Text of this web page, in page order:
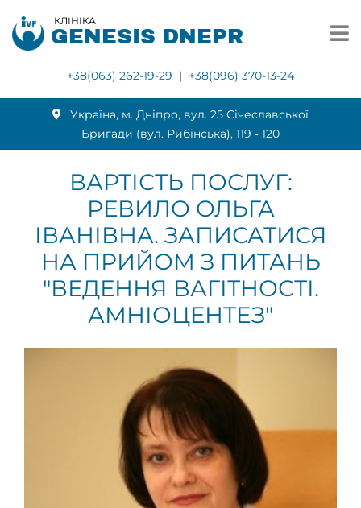
КЛІНІКА
GENESIS DNEPR
+38(063) 262-19-29 | +38(096) 370-13-24
Українa, м. Дніпро, вул. 25 Січеславської
Бригади (вул. Рибінська), 119 ‑ 120
ВАРТІСТЬ ПОСЛУГ:
РЕВИЛО ОЛЬГА
ІВАНІВНА. ЗАПИСАТИСЯ
НА ПРИЙОМ З ПИТАНЬ
"ВЕДЕННЯ ВАГІТНОСТІ.
АМНІОЦЕНТЕЗ"